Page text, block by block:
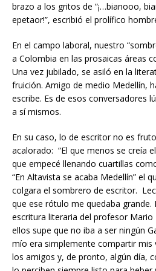
brazo a los gritos de “¡…bianooo,
epetaor!”, escribió el prolífico
En el campo laboral, nuestro
a Colombia en las prosaicas áreas
Una vez jubilado, se asiló en la
fruición. Amigo de medio Medellín,
escribe. Es de esos conversadores
a sí mismos.
En su caso, lo de escritor no es
acalorado: “El que menos se creía
que empecé llenando cuartillas
“En Altavista se acaba Medellín” el
colgara el sombrero de escritor.
que ese rótulo me quedaba grande.
escritura literaria del profesor Mario
ellos supe que no iba a ser ningún
mío era simplemente compartir mis
los amigos y, de pronto, algún día,